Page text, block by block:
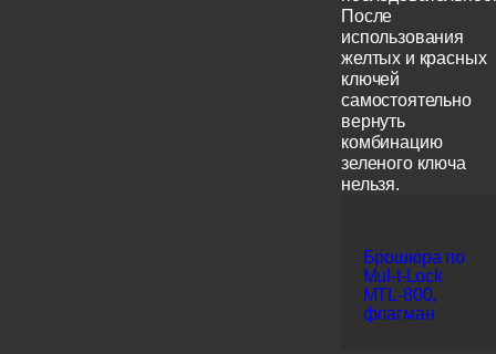
После
использования
желтых и красных
ключей
самостоятельно
вернуть
комбинацию
зеленого ключа
нельзя.
Брошюра по
Mul-t-Lock
MTL-800,
флагман